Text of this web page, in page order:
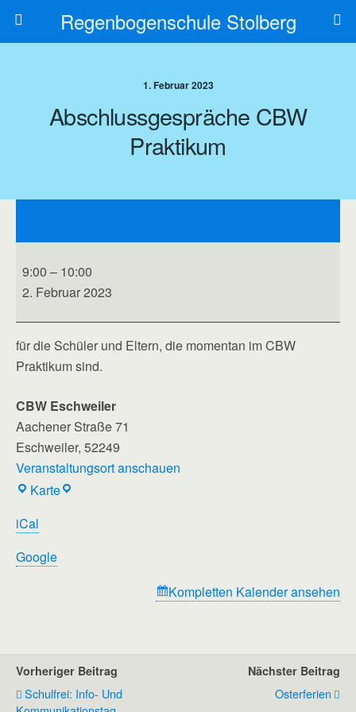
Regenbogenschule Stolberg
1. Februar 2023
Abschlussgespräche CBW
Praktikum
9:00 – 10:00
2. Februar 2023
für die Schüler und Eltern, die momentan im CBW
Praktikum sind.
CBW Eschweiler
Aachener Straße 71
Eschweiler, 52249
Veranstaltungsort anschauen
KarteCBW
iCal
Google
Kompletten Kalender ansehen
Vorheriger Beitrag
Schulfrei: Info- Und
Nächster Beitrag
Osterferien